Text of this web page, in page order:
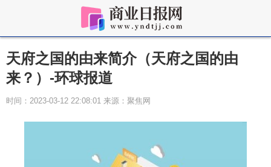
天府之国的由来简介（天府之国的由
来？）-环球报道
时间：2023-03-12 22:08:01 来源：聚焦网